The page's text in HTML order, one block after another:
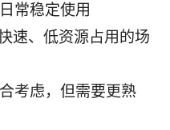
常稳定使用
速、低资源占用的场
考虑，但需要更熟